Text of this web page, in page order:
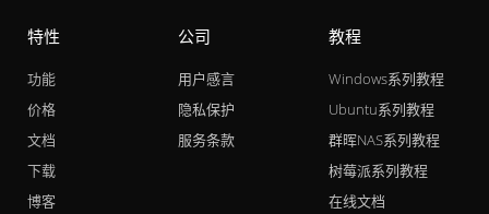
特性
功能
价格
文档
下载
博客
公司
用户感言
隐私保护
服务条款
教程
Windows系列教程
Ubuntu系列教程
群晖NAS系列教程
树莓派系列教程
在线文档